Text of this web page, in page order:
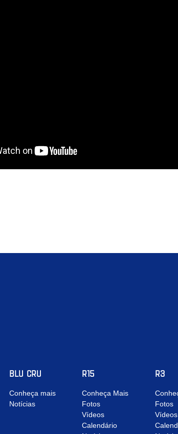
BLU CRU
Conheça mais
Notícias
R15
Conheça Mais
Fotos
Vídeos
Calendário
R3
Fotos
Vídeos